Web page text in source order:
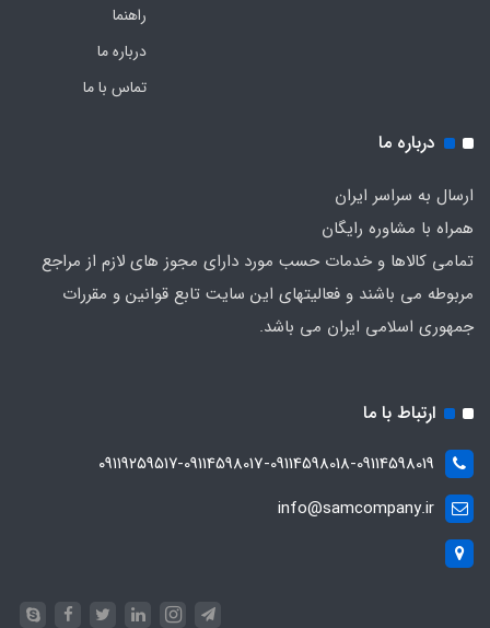
راهنما
درباره ما
تماس با ما
درباره ما
ارسال به سراسر ایران
همراه با مشاوره رایگان
تمامی کالاها و خدمات حسب مورد دارای مجوز های لازم از مراجع
مربوطه می باشند و فعالیتهای این سایت تابع قوانین و مقررات
جمهوری اسلامی ایران می باشد.
ارتباط با ما
۰۹۱۱۹۲۵۹۵۱۷-09114598017-09114598018-09114598019
info@samcompany.ir